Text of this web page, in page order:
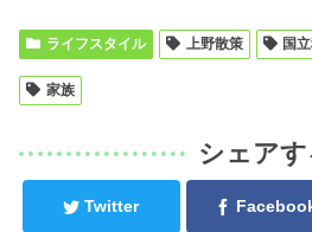
ライフスタイル 上野散策 国
家族
シェアす
Twitter